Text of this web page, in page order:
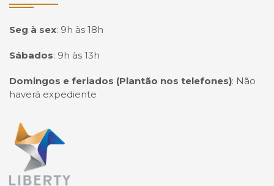
Seg à sex: 9h às 18h
Sábados: 9h às 13h
Domingos e feriados (Plantão nos telefones): Não
haverá expediente
Página inicial